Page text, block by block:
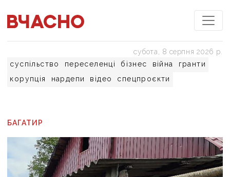
суспільство переселенці бізнес війна
гранти
корупція
нардепи відео спецпроєкти
субота, 8 серпня 2026 р.
БАГАТИР